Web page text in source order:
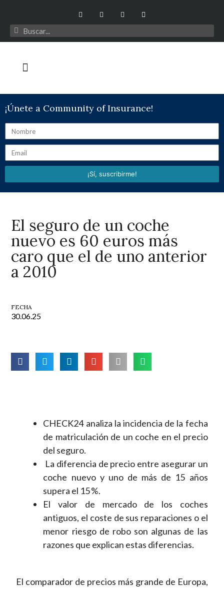
¡Únete a Community of Insurance!
¡Sí, suscribirme!
El seguro de un coche
nuevo es 60 euros más
caro que el de uno anterior
a 2010
FECHA
30.06.25
CHECK24 analiza la incidencia de la fecha
de matriculación de un coche en el precio
del seguro.
La diferencia de precio entre asegurar un
coche nuevo y uno de más de 15 años
supera el 15 %.
El valor de mercado de los coches
antiguos, el coste de sus reparaciones o el
menor riesgo de robo son algunas de las
razones que explican estas diferencias.
El comparador de precios más grande de Europa,